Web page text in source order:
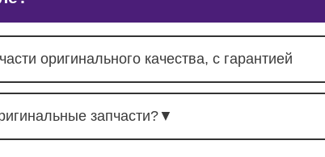
оригинального качества, с гарантией
запчасти?▼